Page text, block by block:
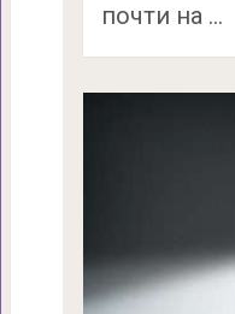
почти на …